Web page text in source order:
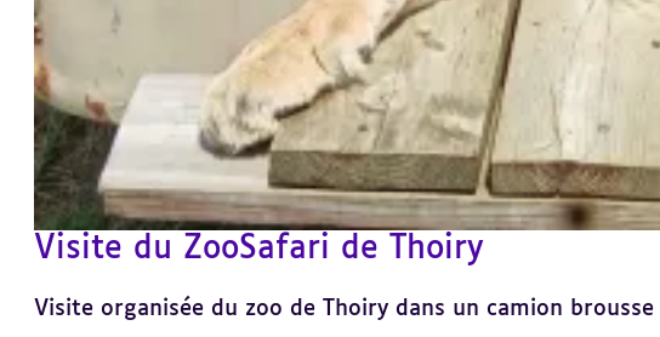
Visite du ZooSafari de Thoiry
Visite organisée du zoo de Thoiry dans un camion brousse